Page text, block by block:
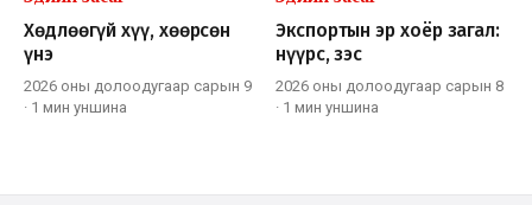
Хөдлөөгүй хүү, хөөрсөн
үнэ
2026 оны долоодугаар сарын 9
· 1 мин уншина
Экспортын эр хоёр загал:
нүүрс, зэс
2026 оны долоодугаар сарын 8
· 1 мин уншина